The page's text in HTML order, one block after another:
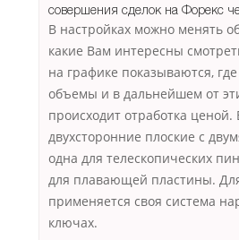
совершения сделок на Форекс
В настройках можно менять
какие Вам интересны
на графике показываются,
объемы и в дальнейшем от
происходит отработка
двухсторонние плоские с
одна для телескопических
для плавающей пластины.
применяется своя система
ключах.